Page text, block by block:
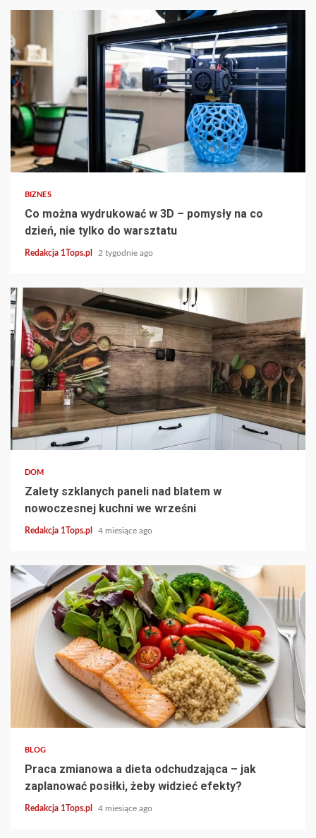
3 min read
BIZNES
Co można wydrukować w 3D – pomysły na co
dzień, nie tylko do warsztatu
Redakcja 1Tops.pl 2 tygodnie ago
4 min read
DOM
Zalety szklanych paneli nad blatem w
nowoczesnej kuchni we wrześni
Redakcja 1Tops.pl 4 miesiące ago
3 min read
BLOG
Praca zmianowa a dieta odchudzająca – jak
zaplanować posiłki, żeby widzieć efekty?
Redakcja 1Tops.pl 4 miesiące ago